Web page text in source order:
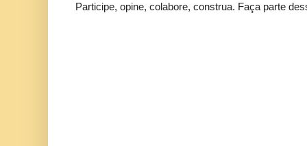
Participe, opine, colabore, construa. Faça parte